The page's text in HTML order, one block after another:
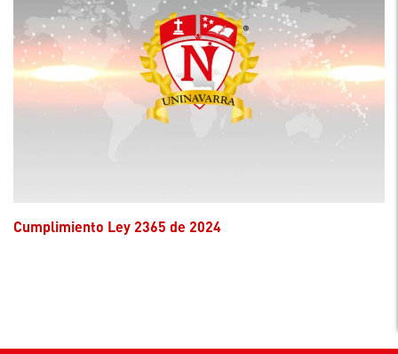
Cumplimiento Ley 2365 de 2024